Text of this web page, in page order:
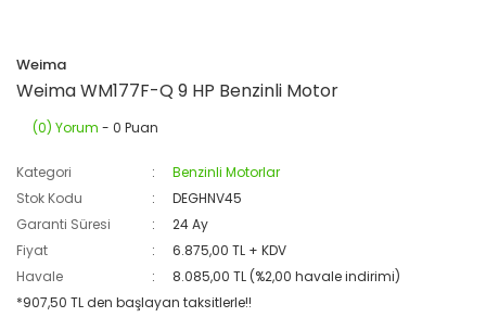
Weima
Weima WM177F-Q 9 HP Benzinli Motor
(0) Yorum - 0 Puan
Kategori
Benzinli Motorlar
Stok Kodu
DEGHNV45
Garanti Süresi
24 Ay
Fiyat
6.875,00 TL + KDV
Havale
8.085,00 TL (%2,00 havale indirimi)
*907,50 TL den başlayan taksitlerle!!